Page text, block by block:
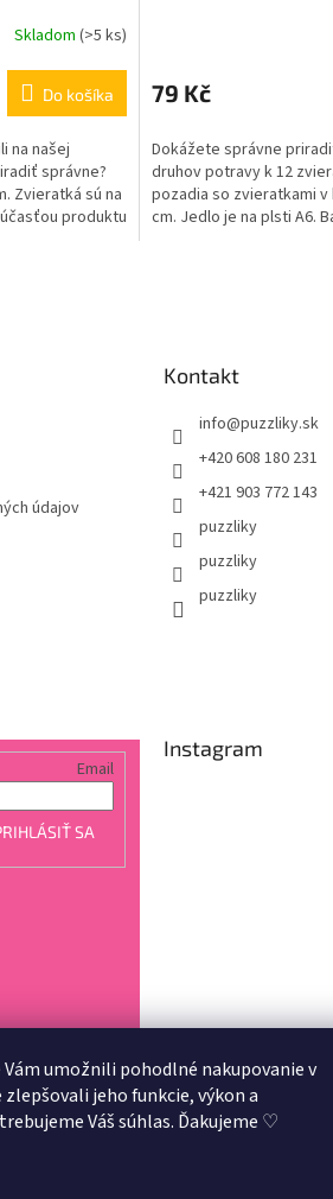
umožnili pohodlné nakupovanie v
jeho funkcie, výkon a
Váš súhlas. Ďakujeme ♡
Skladom (>5 ks)
Do košíka
na našej
správne?
Zvieratká sú na
produktu
79 Kč
Dokážete správne
druhov potravy k 12
pozadia so zvieratkami v
cm. Jedlo je na plsti A6.
údajov
Kontakt
info@puzzliky.sk
+420 608 180 231
+421 903 772 143
puzzliky
puzzliky
puzzliky
Email
SA
Instagram
Sledovať